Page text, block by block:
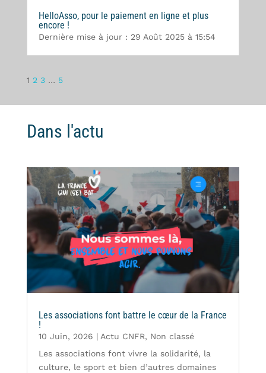
HelloAsso, pour le paiement en ligne et plus
encore !
Dernière mise à jour : 29 Août 2025 à 15:54
1 2 3 … 5
Dans l'actu
Les associations font battre le cœur de la France
!
10 Juin, 2026 | Actu CNFR, Non classé
Les associations font vivre la solidarité, la
culture, le sport et bien d’autres domaines